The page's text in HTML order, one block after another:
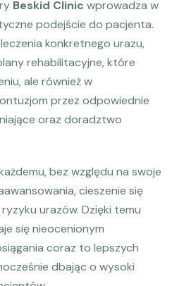
Beskid Clinic wprowadza w
podejście do pacjenta.
konkretnego urazu,
rehabilitacyjne, które
ale również w
przez odpowiednie
oraz doradztwo
bez względu na swoje
cieszenie się
urazów. Dzięki temu
się nieocenionym
coraz to lepszych
dbając o wysoki